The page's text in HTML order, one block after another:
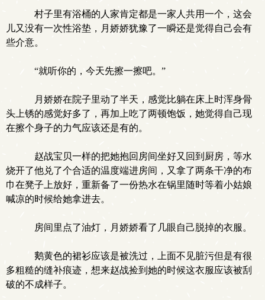
村子里有浴桶的人家肯定都是一家人共用一个，这会
儿又没有一次性浴垫，月娇娇犹豫了一瞬还是觉得自己会有
些介意。
“就听你的，今天先擦一擦吧。”
月娇娇在院子里动了半天，感觉比躺在床上时浑身骨
头上锈的感觉好多了，再加上吃了两顿饱饭，她觉得自己现
在擦个身子的力气应该还是有的。
赵战宝贝一样的把她抱回房间坐好又回到厨房，等水
烧开了他兑了个合适的温度端进房间，又拿了两条干净的布
巾在凳子上放好，重新备了一份热水在锅里随时等着小姑娘
喊凉的时候给她拿进去。
房间里点了油灯，月娇娇看了几眼自己脱掉的衣服。
鹅黄色的裙衫应该是被洗过，上面不见脏污但是有很
多粗糙的缝补痕迹，想来赵战捡到她的时候这衣服应该被刮
破的不成样子。